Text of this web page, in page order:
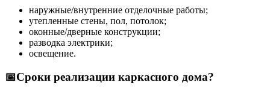
наружные/внутренние отделочные работы;
утепленные стены, пол, потолок;
оконные/дверные конструкции;
разводка электрики;
освещение.
📅Сроки реализации каркасного дома?